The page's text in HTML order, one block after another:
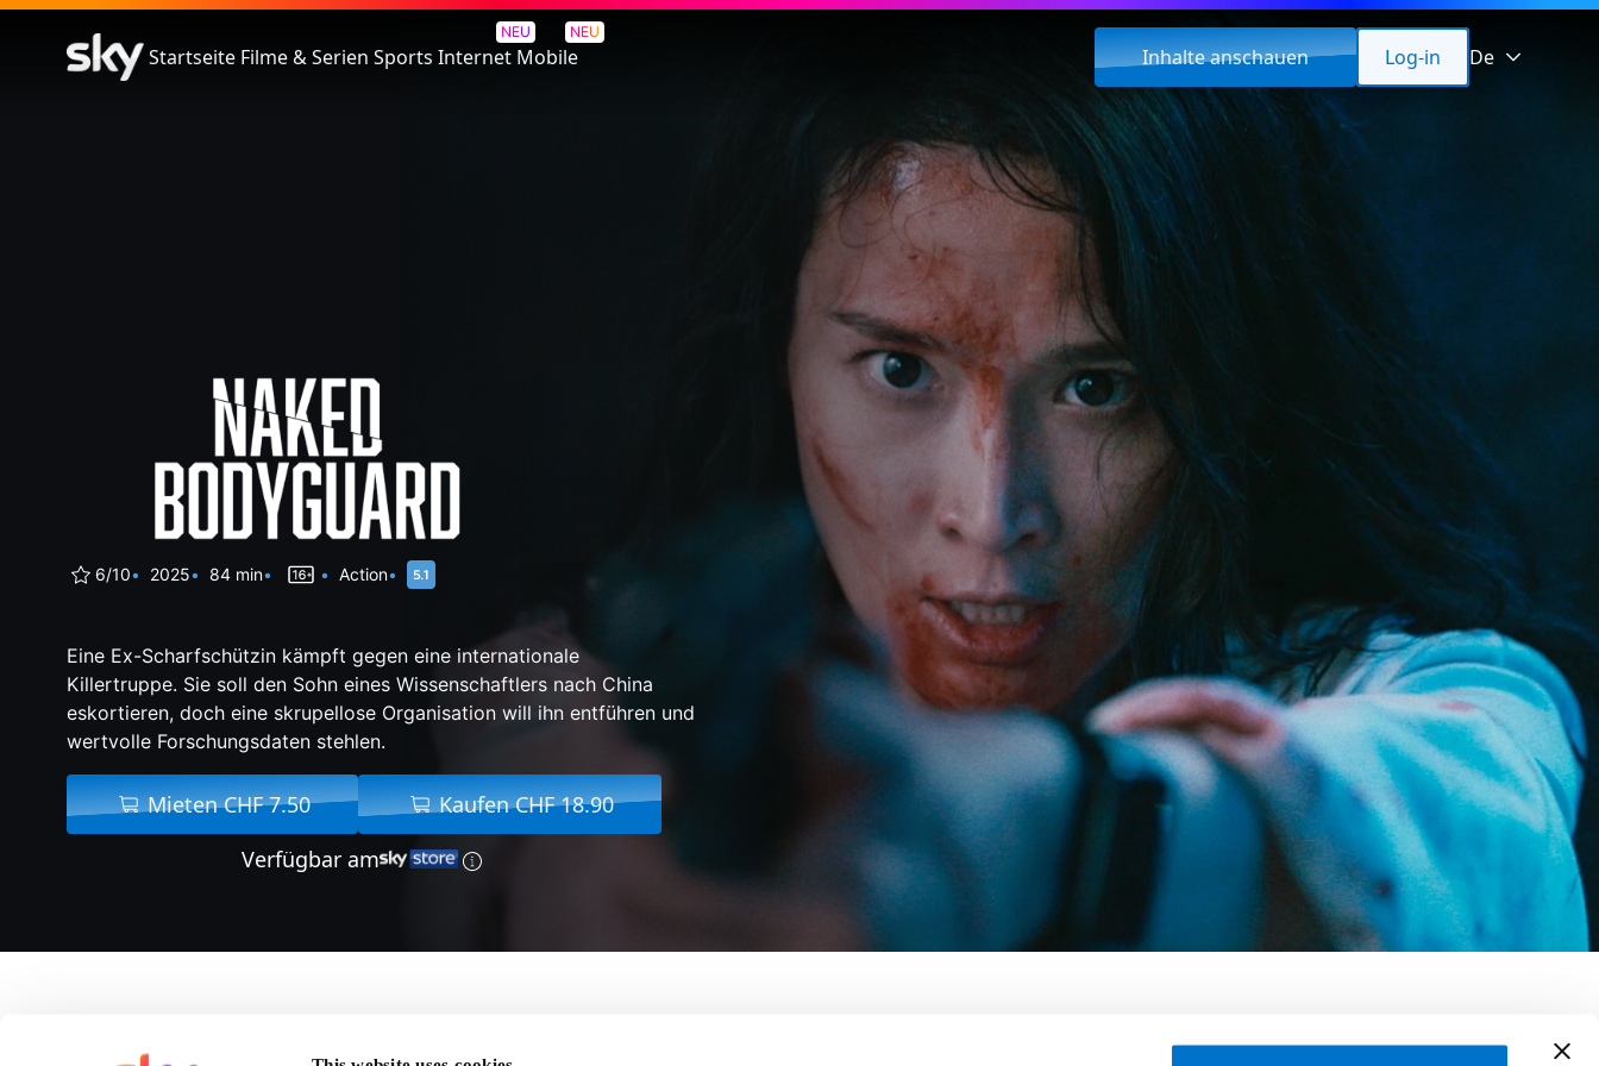
Startseite Filme & Serien Sports
NEU
Internet
NEU
Mobile Inhalte anschauen Log-in De
Naked Bodyguard
6/10 2025 84 min Action
Eine Ex-Scharfschützin kämpft gegen eine internationale
Killertruppe. Sie soll den Sohn eines Wissenschaftlers nach China
eskortieren, doch eine skrupellose Organisation will ihn entführen und
wertvolle Forschungsdaten stehlen.
Mieten CHF 7.50
Kaufen CHF 18.90
Verfügbar am